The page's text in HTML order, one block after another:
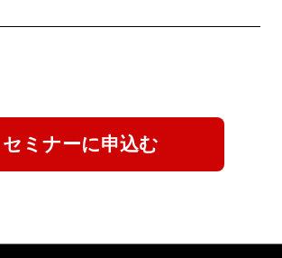
セミナーに申込む